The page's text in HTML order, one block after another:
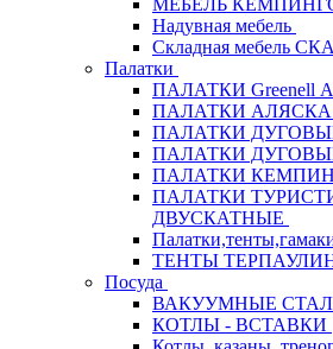
Надувная мебель
Складная мебель
Палатки
ПАЛАТКИ Greenell
ПАЛАТКИ АЛЯСКА
ПАЛАТКИ ДУГОВЫЕ
ПАЛАТКИ
ПАЛАТКИ
ПАЛАТКИ
ДВУСКАТНЫЕ
ТЕНТЫ
Посуда
ВАКУУМНЫЕ
КОТЛЫ - ВСТАВКИ